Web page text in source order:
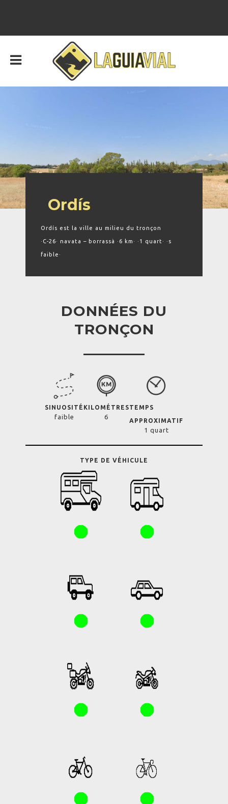
Ordís
Ordís est la ville au milieu du tronçon
·C-26· navata – borrassà ·6 km· ·1 quart· ·s
faible·
DONNÉES DU
TRONÇON
SINUOSITÉ
faible
KILOMÉTRES
6
TEMPS
APPROXIMATIF
1 quart
TYPE DE VÉHICULE